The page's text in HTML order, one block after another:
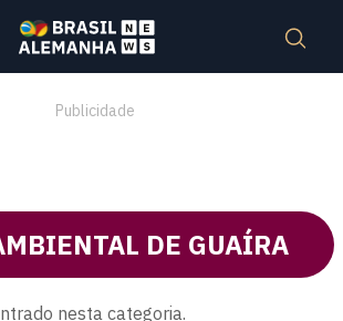
Publicidade
DE GUAÍRA
nesta categoria.